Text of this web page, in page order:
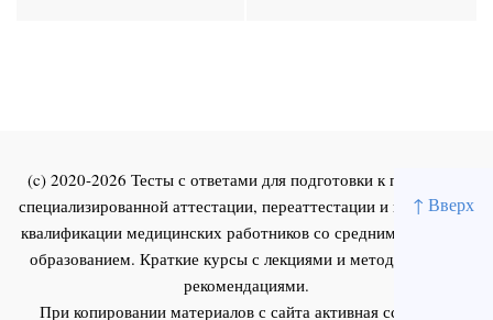
↑ Вверх
(c) 2020-2026 Тесты с ответами для подготовки к первичной
специализированной аттестации, переаттестации и повышения
квалификации медицинских работников со средним и высшим
образованием. Краткие курсы с лекциями и методическими
рекомендациями.
При копировании материалов с сайта активная ссылка на